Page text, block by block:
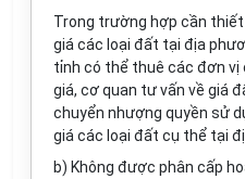
Trong trường hợp cần
giá các loại đất tại địa
tỉnh có thể thuê các đơn
giá, cơ quan tư vấn về giá
chuyển nhượng quyền sử
giá các loại đất cụ thể tại
b) Không được phân cấp